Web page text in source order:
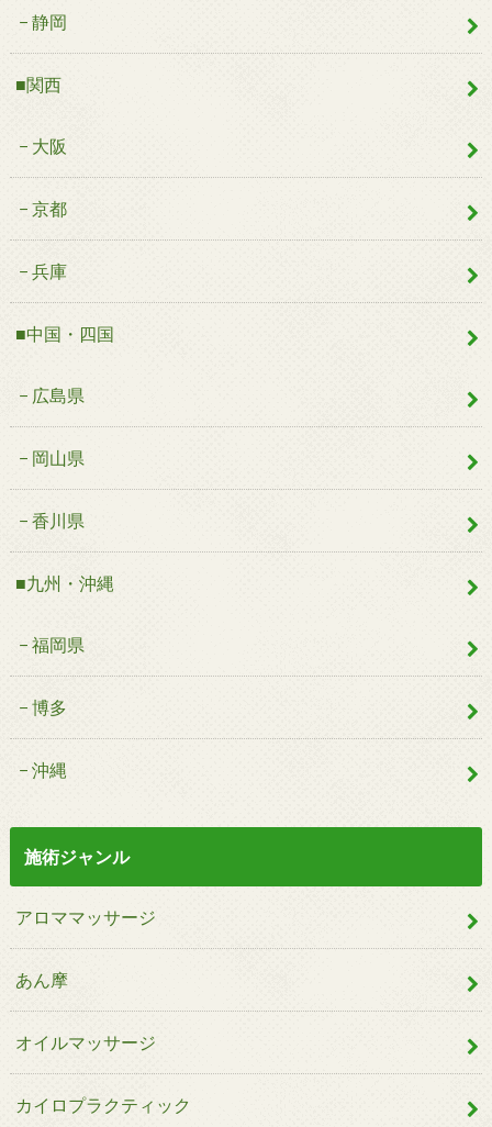
静岡
■関西
大阪
京都
兵庫
■中国・四国
広島県
岡山県
香川県
■九州・沖縄
福岡県
博多
沖縄
施術ジャンル
アロママッサージ
あん摩
オイルマッサージ
カイロプラクティック